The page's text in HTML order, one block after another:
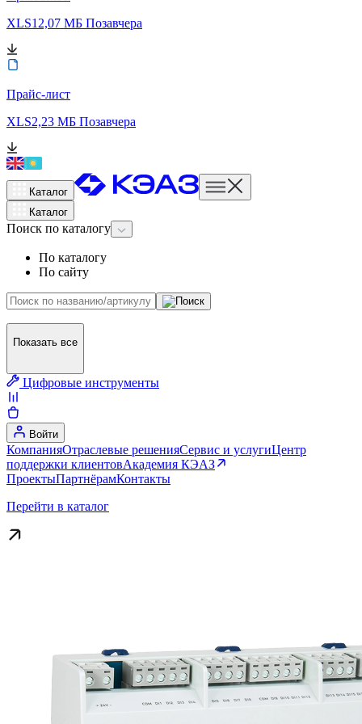
XLS12,07 МБ Позавчера
Прайс-лист
XLS2,23 МБ Позавчера
Каталог
Каталог
Поиск по каталогу
По каталогу
По сайту
Показать все
Цифровые инструменты
Войти
КомпанияОтраслевые решенияСервис и услугиЦентр
поддержки клиентовАкадемия КЭАЗ
ПроектыПартнёрамКонтакты
Перейти в каталог